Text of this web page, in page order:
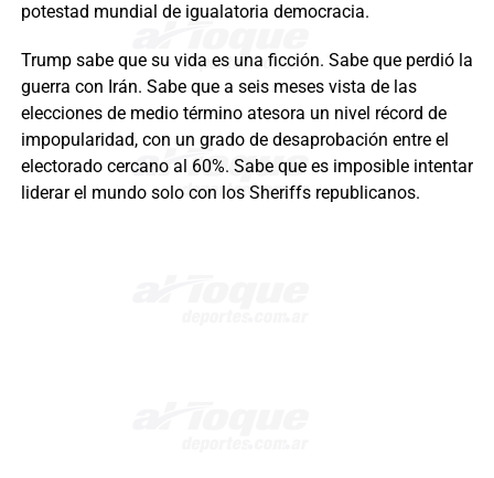
potestad mundial de igualatoria democracia.
Trump sabe que su vida es una ficción. Sabe que perdió la
guerra con Irán. Sabe que a seis meses vista de las
elecciones de medio término atesora un nivel récord de
impopularidad, con un grado de desaprobación entre el
electorado cercano al 60%. Sabe que es imposible intentar
liderar el mundo solo con los Sheriffs republicanos.